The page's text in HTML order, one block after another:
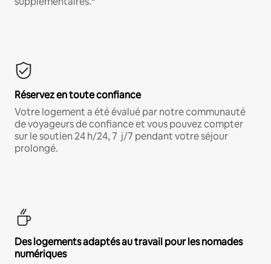
Réservez en toute confiance
Votre logement a été évalué par notre communauté
de voyageurs de confiance et vous pouvez compter
sur le soutien 24 h/24, 7 j/7 pendant votre séjour
prolongé.
Des logements adaptés au travail pour les nomades
numériques